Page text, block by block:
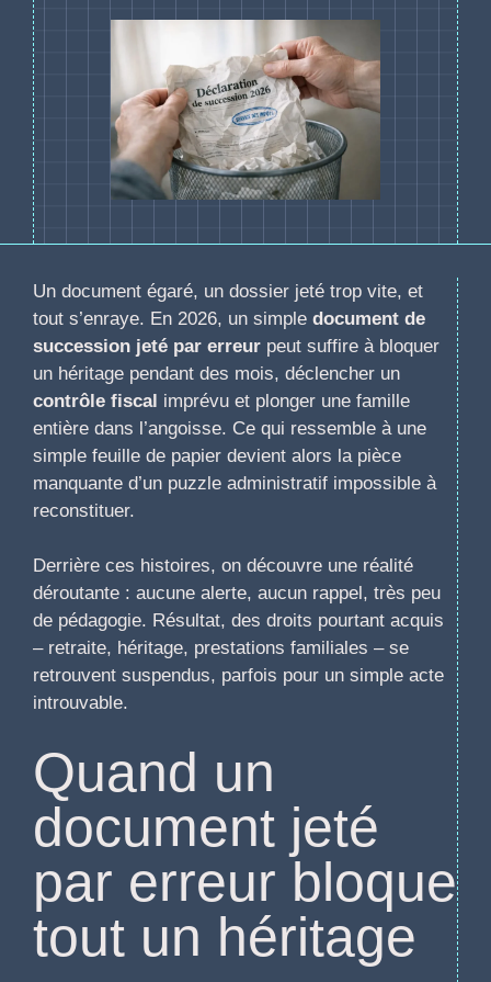
Un document égaré, un dossier jeté trop vite, et
tout s’enraye. En 2026, un simple document de
succession jeté par erreur peut suffire à bloquer
un héritage pendant des mois, déclencher un
contrôle fiscal imprévu et plonger une famille
entière dans l’angoisse. Ce qui ressemble à une
simple feuille de papier devient alors la pièce
manquante d’un puzzle administratif impossible à
reconstituer.
Derrière ces histoires, on découvre une réalité
déroutante : aucune alerte, aucun rappel, très peu
de pédagogie. Résultat, des droits pourtant acquis
– retraite, héritage, prestations familiales – se
retrouvent suspendus, parfois pour un simple acte
introuvable.
Quand un
document jeté
par erreur bloque
tout un héritage